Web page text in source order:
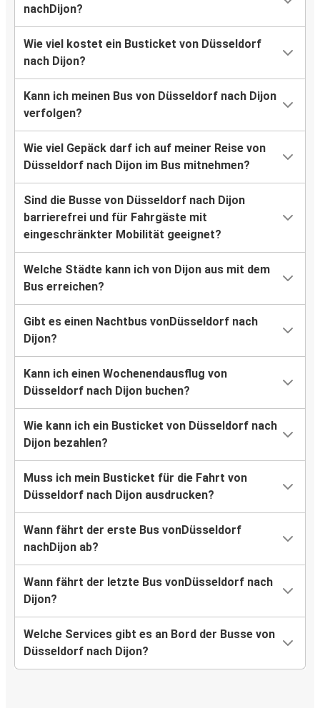
nachDijon?
Wie viel kostet ein Busticket von Düsseldorf
nach Dijon?
Kann ich meinen Bus von Düsseldorf nach Dijon
verfolgen?
Wie viel Gepäck darf ich auf meiner Reise von
Düsseldorf nach Dijon im Bus mitnehmen?
Sind die Busse von Düsseldorf nach Dijon
barrierefrei und für Fahrgäste mit
eingeschränkter Mobilität geeignet?
Welche Städte kann ich von Dijon aus mit dem
Bus erreichen?
Gibt es einen Nachtbus vonDüsseldorf nach
Dijon?
Kann ich einen Wochenendausflug von
Düsseldorf nach Dijon buchen?
Wie kann ich ein Busticket von Düsseldorf nach
Dijon bezahlen?
Muss ich mein Busticket für die Fahrt von
Düsseldorf nach Dijon ausdrucken?
Wann fährt der erste Bus vonDüsseldorf
nachDijon ab?
Wann fährt der letzte Bus vonDüsseldorf nach
Dijon?
Welche Services gibt es an Bord der Busse von
Düsseldorf nach Dijon?